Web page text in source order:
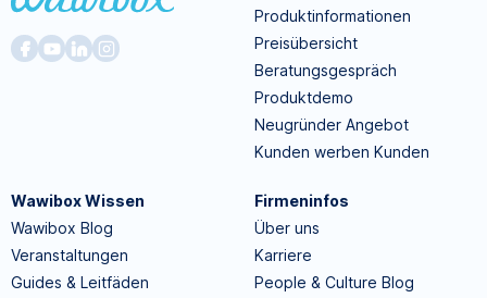
Produktinformationen
Preisübersicht
Beratungsgespräch
Produktdemo
Neugründer Angebot
Kunden werben Kunden
Wawibox Wissen
Wawibox Blog
Veranstaltungen
Guides & Leitfäden
Firmeninfos
Über uns
Karriere
People & Culture Blog